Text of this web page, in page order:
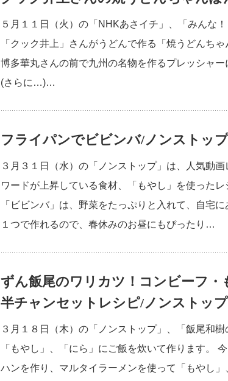
５月１１日（火）の「NHKあさイチ」、「みんな
「クック井上」さんがうどんで作る「焼うどんち
博多華丸さんの前で九州の名物を作るプレッシャー
(さらに…)…
フライパンでビビンバ/ノンストップ
３月３１日（水）の「ノンストップ」は、人気動
ワードが上昇している食材、「もやし」を使った
「ビビンバ」は、野菜をたっぷりと入れて、自宅
１つで作れるので、春休みのお昼にもぴったり…
ずん飯尾のワリカツ！コンビーフ
半チャンセットレシピ/ノンストップ
３月１８日（木）の「ノンストップ」、「飯尾和
「もやし」、「にら」にご飯を炊いて作ります。
ハンを作り、マルタイラーメンを使って「もやし